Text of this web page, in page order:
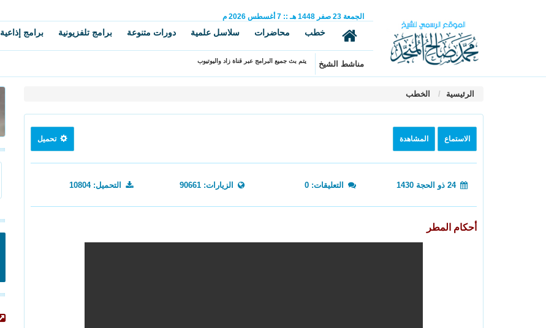
الجمعة 23 صفر 1448 هـ ::
7 أغسطس 2026 م
خطب محاضرات سلاسل علمية دورات متنوعة برامج تلفزيونية برامج إذاعية
مناشط الشيخ يتم بث جميع البرامج عبر قناة زاد واليوتيوب
الرئيسية الخطب
الاستماع المشاهدة تحميل
24 ذو الحجة 1430 التعليقات: 0 الزيارات: 90661 التحميل: 10804
أحكام المطر